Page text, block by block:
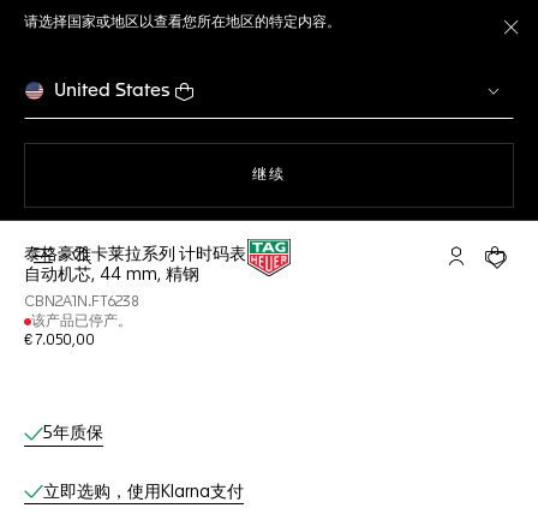
请选择国家或地区以查看您所在地区的特定内容。
United States
继续
打开搜索 My TAG您的
泰格豪雅卡莱拉系列 计时码表
自动机芯, 44 mm, 精钢
CBN2A1N.FT6238
该产品已停产。
€ 7.050,00
线上服务
5年质保
立即选购，使用Klarna支付